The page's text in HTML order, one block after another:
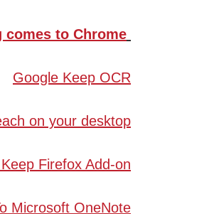
comes to Chrome
Google Keep OCR
on your desktop
Firefox Add-on
Microsoft OneNote